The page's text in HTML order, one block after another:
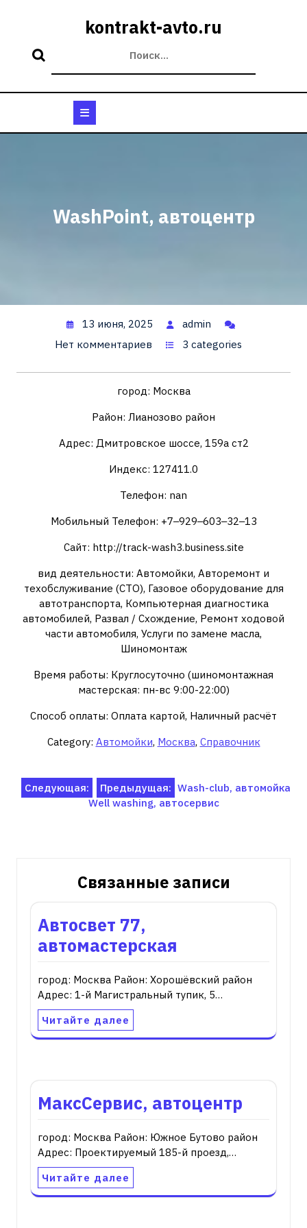
kontrakt-avto.ru
WashPoint, автоцентр
13 июня, 2025
admin
Нет комментариев
3 categories
город: Москва
Район: Лианозово район
Адрес: Дмитровское шоссе, 159а ст2
Индекс: 127411.0
Телефон: nan
Мобильный Телефон: +7‒929‒603‒32‒13
Сайт: http://track-wash3.business.site
вид деятельности: Автомойки, Авторемонт и
техобслуживание (СТО), Газовое оборудование для
автотранспорта, Компьютерная диагностика
автомобилей, Развал / Схождение, Ремонт ходовой
части автомобиля, Услуги по замене масла,
Шиномонтаж
Время работы: Круглосуточно (шиномонтажная
мастерская: пн-вс 9:00-22:00)
Способ оплаты: Оплата картой, Наличный расчёт
Category: Автомойки, Москва, Справочник
НавигацияПредыдущая: Wash-club, автомойка
Следующая:
Well washing, автосервис
Связанные записи
Автосвет 77,
автомастерская
город: Москва Район: Хорошёвский район
Адрес: 1-й Магистральный тупик, 5…
Читайте далее
МаксСервис, автоцентр
город: Москва Район: Южное Бутово район
Адрес: Проектируемый 185-й проезд,…
Читайте далее